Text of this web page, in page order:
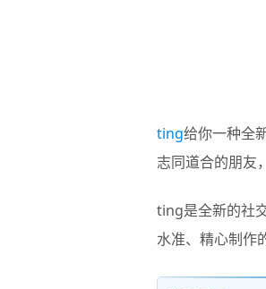
ting给你一种全
志同道合的朋友
ting是全新的社
水准、精心制作